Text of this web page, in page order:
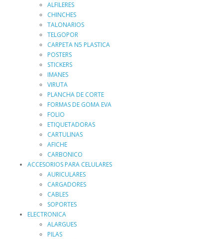
ALFILERES
CHINCHES
TALONARIOS
TELGOPOR
CARPETA N5 PLASTICA
POSTERS
STICKERS
IMANES
VIRUTA
PLANCHA DE CORTE
FORMAS DE GOMA EVA
FOLIO
ETIQUETADORAS
CARTULINAS
AFICHE
CARBONICO
ACCESORIOS PARA CELULARES
AURICULARES
CARGADORES
CABLES
SOPORTES
ELECTRONICA
ALARGUES
PILAS